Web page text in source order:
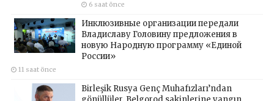
6 saat önce
Инклюзивные организации передали
Владиславу Головину предложения в
новую Народную программу «Единой
России»
11 saat önce
Birleşik Rusya Genç Muhafızları’ndan